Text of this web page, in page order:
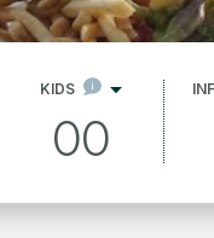
KIDS
00